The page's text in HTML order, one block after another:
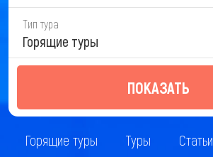
Тип тура
Горящие туры
ПОКАЗАТЬ
Горящие туры Туры Статьи